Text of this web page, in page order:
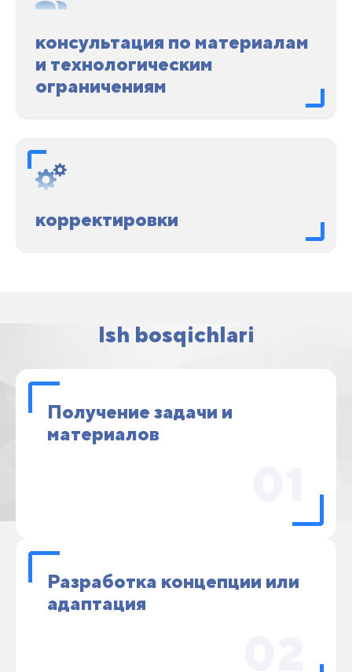
консультация по материалам
и технологическим
ограничениям
корректировки
Ish bosqichlari
Получение задачи и
материалов
Разработка концепции или
адаптация